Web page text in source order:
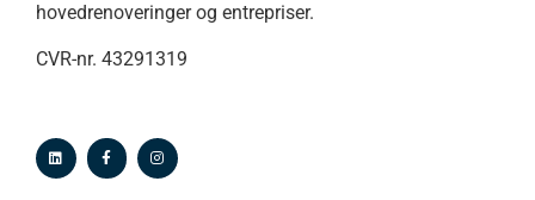
hovedrenoveringer og entrepriser.
CVR-nr. 43291319